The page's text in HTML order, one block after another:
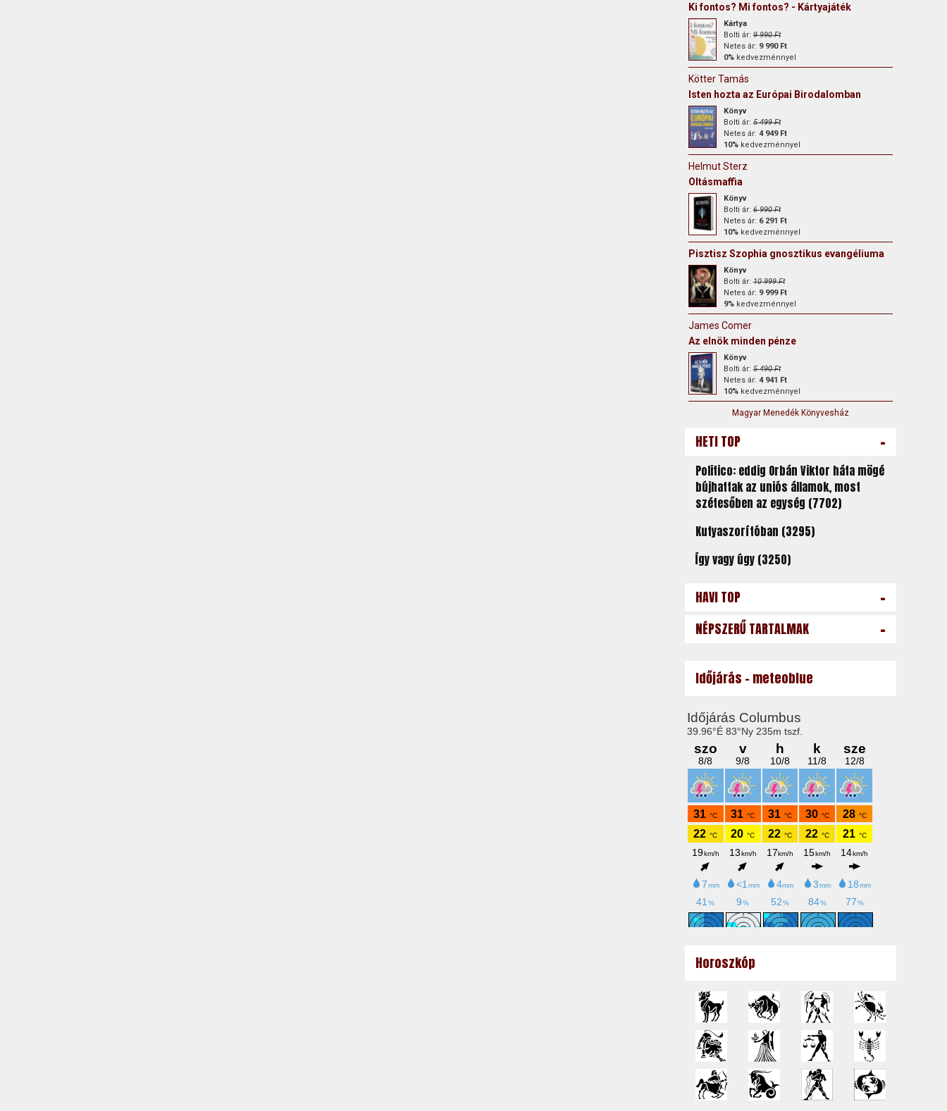
Ki fontos? Mi fontos? - Kártyajáték
Kártya
Bolti ár:9 990 Ft
Netes ár: 9 990 Ft
0%kedvezménnyel
Kötter Tamás
Isten hozta az Európai Birodalomban
Könyv
Bolti ár:5 499 Ft
Netes ár: 4 949 Ft
10%kedvezménnyel
Helmut Sterz
Oltásmaffia
Könyv
Bolti ár:6 990 Ft
Netes ár: 6 291 Ft
10%kedvezménnyel
Pisztisz Szophia gnosztikus evangéliuma
Könyv
Bolti ár:10 999 Ft
Netes ár: 9 999 Ft
9%kedvezménnyel
James Comer
Az elnök minden pénze
Könyv
Bolti ár:5 490 Ft
Netes ár: 4 941 Ft
10%kedvezménnyel
Magyar Menedék Könyvesház
HETI TOP -
Politico: eddig Orbán Viktor háta mögé
bújhattak az uniós államok, most
szétesőben az egység (7702)
Kutyaszorítóban (3295)
Így vagy úgy (3250)
HAVI TOP -
NÉPSZERŰ TARTALMAK -
Időjárás - meteoblue
Horoszkóp